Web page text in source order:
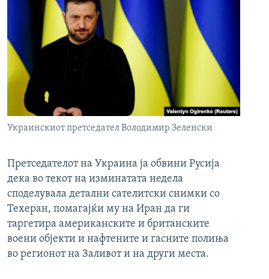
Украинскиот претседател Володимир Зеленски
Претседателот на Украина ја обвини Русија
дека во текот на изминатата недела
споделувала детални сателитски снимки со
Техеран, помагајќи му на Иран да ги
таргетира американските и британските
воени објекти и нафтените и гасните полиња
во регионот на Заливот и на други места.